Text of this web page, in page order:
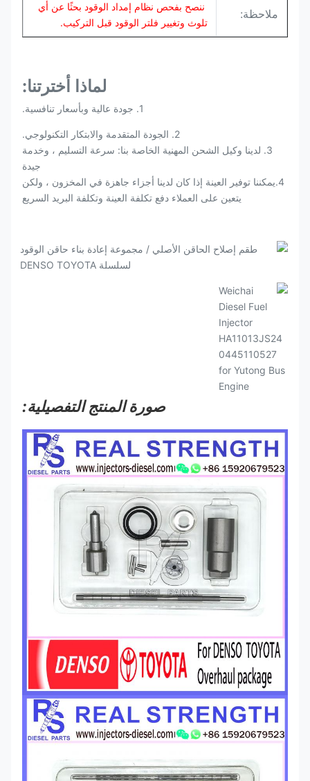
ملاحظة:
ننصح بفحص نظام إمداد الوقود بحثًا عن أي
تلوث وتغيير فلتر الوقود قبل التركيب.
لماذا أخترتنا:
1. جودة عالية وبأسعار تنافسية.
2. الجودة المتقدمة والابتكار التكنولوجي.
3. لدينا وكيل الشحن المهنية الخاصة بنا: سرعة التسليم ، وخدمة
جيدة
4.يمكننا توفير العينة إذا كان لدينا أجزاء جاهزة في المخزون ، ولكن
يتعين على العملاء دفع تكلفة العينة وتكلفة البريد السريع
صورة المنتج التفصيلية: